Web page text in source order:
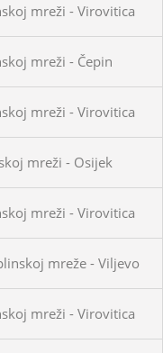
mreži - Virovitica
mreži - Čepin
mreži - Virovitica
mreži - Osijek
mreži - Virovitica
mreže - Viljevo
mreži - Virovitica